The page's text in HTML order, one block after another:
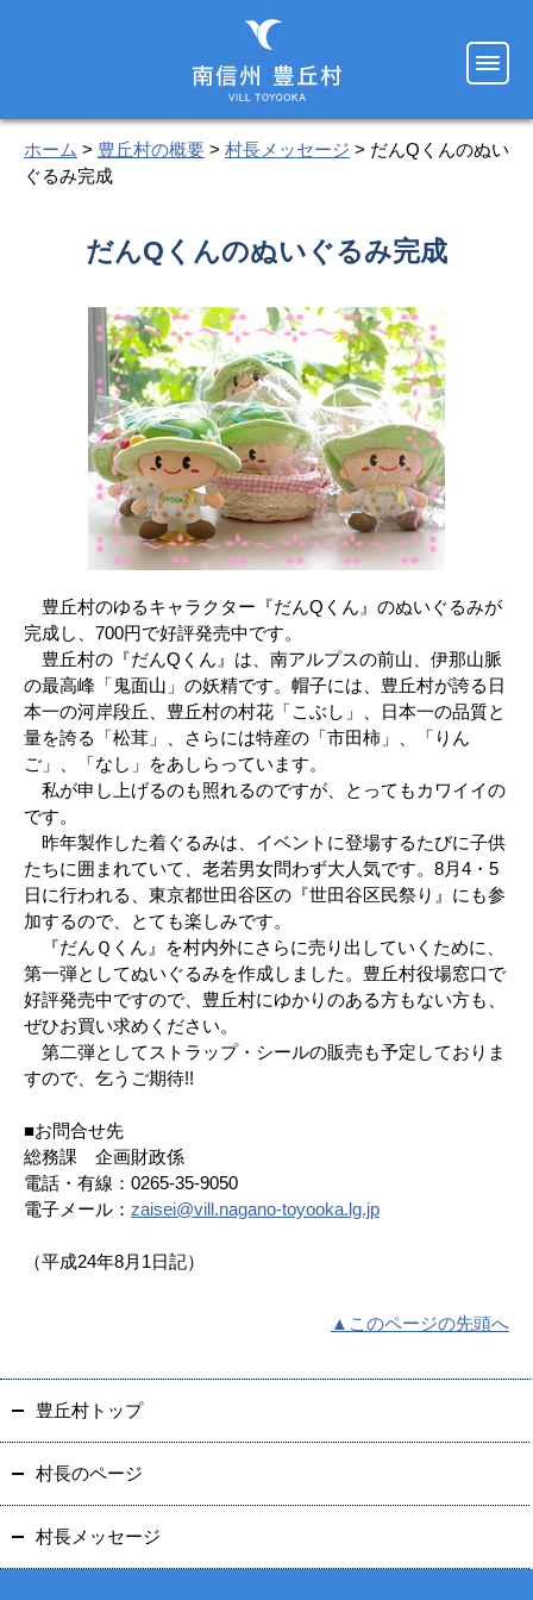
ホーム > 豊丘村の概要 > 村長メッセージ > だんQくんのぬい
ぐるみ完成
だんQくんのぬいぐるみ完成
豊丘村のゆるキャラクター『だんQくん』のぬいぐるみが
完成し、700円で好評発売中です。
豊丘村の『だんQくん』は、南アルプスの前山、伊那山脈
の最高峰「鬼面山」の妖精です。帽子には、豊丘村が誇る日
本一の河岸段丘、豊丘村の村花「こぶし」、日本一の品質と
量を誇る「松茸」、さらには特産の「市田柿」、「りん
ご」、「なし」をあしらっています。
私が申し上げるのも照れるのですが、とってもカワイイの
です。
昨年製作した着ぐるみは、イベントに登場するたびに子供
たちに囲まれていて、老若男女問わず大人気です。8月4・5
日に行われる、東京都世田谷区の『世田谷区民祭り』にも参
加するので、とても楽しみです。
『だんＱくん』を村内外にさらに売り出していくために、
第一弾としてぬいぐるみを作成しました。豊丘村役場窓口で
好評発売中ですので、豊丘村にゆかりのある方もない方も、
ぜひお買い求めください。
第二弾としてストラップ・シールの販売も予定しておりま
すので、乞うご期待!!
■お問合せ先
総務課 企画財政係
電話・有線：0265-35-9050
電子メール： zaisei@vill.nagano-toyooka.lg.jp
（平成24年8月1日記）
▲このページの先頭へ
豊丘村トップ
村長のページ
村長メッセージ